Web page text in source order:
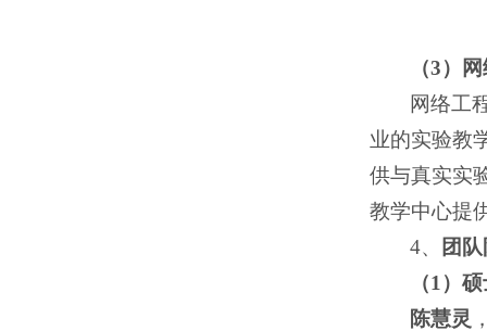
（3）
网络工
业的实验教
供与真实实
教学中心提
4、
团
（1）
陈慧灵